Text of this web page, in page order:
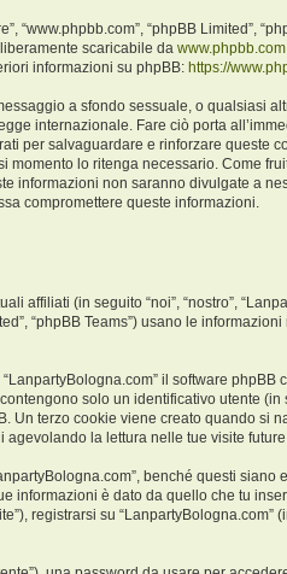
“www.phpbb.com”, “phpBB Limited”,
liberamente scaricabile da www.phpbb.com
informazioni su phpBB: https://
a sfondo sessuale, o qualsiasi
internazionale. Fare ciò porta
per salvaguardare e rinforzare queste
lo ritenga necessario. Come
informazioni non saranno divulgate a
compromettere queste informazioni.
affiliati (in seguito “noi”, “nostro”,
“phpBB Teams”) usano le
il software
solo un identificativo utente (in
terzo cookie viene creato quando si
la lettura nelle tue visite future.
benché questi
informazioni è dato da quello che tu
registrarsi su “LanpartyBologna.com”